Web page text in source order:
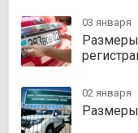
03 января
02 января
Размеры